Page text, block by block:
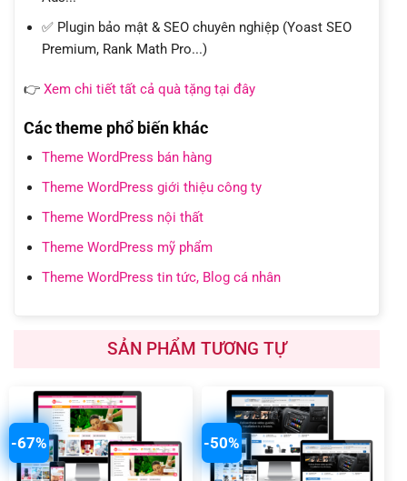
✅ Plugin bảo mật & SEO chuyên nghiệp (Yoast SEO
Premium, Rank Math Pro...)
👉 Xem chi tiết tất cả quà tặng tại đây
Các theme phổ biến khác
Theme WordPress bán hàng
Theme WordPress giới thiệu công ty
Theme WordPress nội thất
Theme WordPress mỹ phẩm
Theme WordPress tin tức, Blog cá nhân
SẢN PHẨM TƯƠNG TỰ
-67% -50%